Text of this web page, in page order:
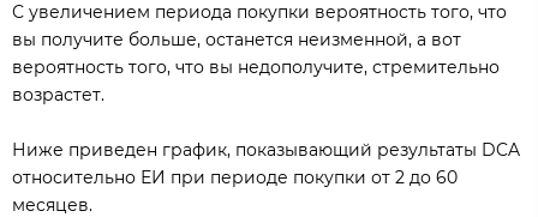
С увеличением периода покупки вероятность того, что
вы получите больше, останется неизменной, а вот
вероятность того, что вы недополучите, стремительно
возрастет.
Ниже приведен график, показывающий результаты DCA
относительно ЕИ при периоде покупки от 2 до 60
месяцев.